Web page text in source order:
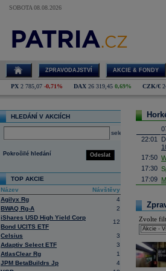
SOBOTA 08.08.2026
ZPRAVODAJSTVÍ AKCIE & FONDY
PX 2 785,07 -0,71% DAX 26 319,45 0,69% CZK/€
HLEDÁNÍ V AKCIÍCH
select
Odeslat
Pokročilé hledání
TOP AKCIE
Název
Návštěvy
Agilyx Rg
4
BWAQ Rg-A
2
iShares USD High Yield Corp
Bond UCITS ETF
12
Celsius
3
Adaptiv Select ETF
3
AtlasClear Rg
1
JPM BetaBuildrs Jp
4
22:01
17:50
17:30
17:09
16:26
16:23
16:07
Zvolte